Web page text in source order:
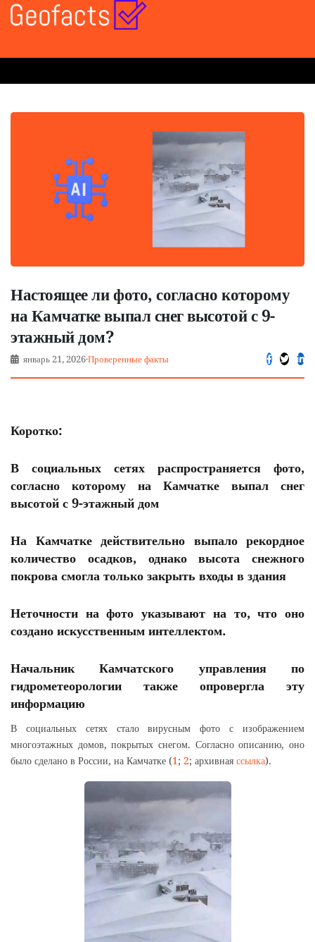
Настоящее ли фото, согласно которому
на Камчатке выпал снег высотой с 9-
этажный дом?
январь 21, 2026·Проверенные факты
Коротко:
В социальных сетях распространяется фото,
согласно которому на Камчатке выпал снег
высотой с 9-этажный дом
На Камчатке действительно выпало рекордное
количество осадков, однако высота снежного
покрова смогла только закрыть входы в здания
Неточности на фото указывают на то, что оно
создано искусственным интеллектом.
Начальник Камчатского управления по
гидрометеорологии также опровергла эту
информацию
В социальных сетях стало вирусным фото с изображением
многоэтажных домов, покрытых снегом. Согласно описанию, оно
было сделано в России, на Камчатке (1; 2; архивная ссылка).